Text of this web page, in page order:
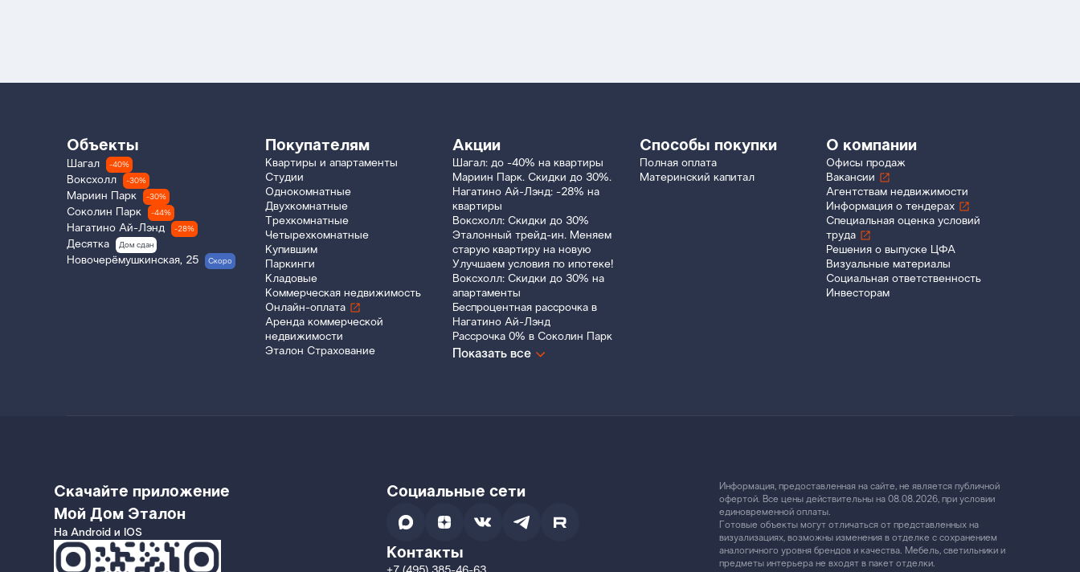
Объекты
Шагал -40%
Воксхолл -30%
Мариин Парк -30%
Соколин Парк -44%
Нагатино Ай-Лэнд -28%
Десятка Дом сдан
Новочерёмушкинская, 25 Скоро
Покупателям
Квартиры и апартаменты
Студии
Однокомнатные
Двухкомнатные
Трехкомнатные
Четырехкомнатные
Купившим
Паркинги
Кладовые
Коммерческая недвижимость
Онлайн-оплата
Аренда коммерческой
недвижимости
Эталон Страхование
Акции
Шагал: до -40% на квартиры
Мариин Парк. Скидки до 30%.
Нагатино Ай-Лэнд: -28% на
квартиры
Воксхолл: Скидки до 30%
Эталонный трейд-ин. Меняем
старую квартиру на новую
Улучшаем условия по ипотеке!
Воксхолл: Скидки до 30% на
апартаменты
Беспроцентная рассрочка в
Нагатино Ай-Лэнд
Рассрочка 0% в Соколин Парк
Показать все
Способы покупки
Полная оплата
Материнский капитал
О компании
Офисы продаж
Вакансии
Агентствам недвижимости
Информация о тендерах
Специальная оценка условий
труда
Решения о выпуске ЦФА
Визуальные материалы
Социальная ответственность
Инвесторам
Скачайте приложение
Мой Дом Эталон
На Android и IOS
Социальные сети
Контакты
Информация, предоставленная на сайте, не является публичной
офертой. Все цены действительны на 08.08.2026, при условии
единовременной оплаты.
Готовые объекты могут отличаться от представленных на
визуализациях, возможны изменения в отделке с сохранением
аналогичного уровня брендов и качества. Мебель, светильники и
предметы интерьера не входят в пакет отделки.